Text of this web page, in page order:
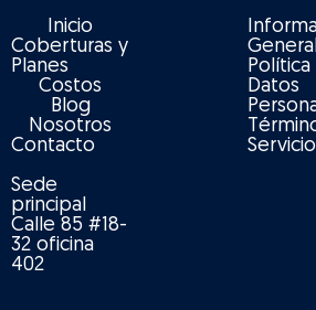
Inicio
Coberturas y
Planes
Costos
Blog
Nosotros
Contacto
Sede
principal
Calle 85 #18-
32 oficina
402
Datos
Servicio